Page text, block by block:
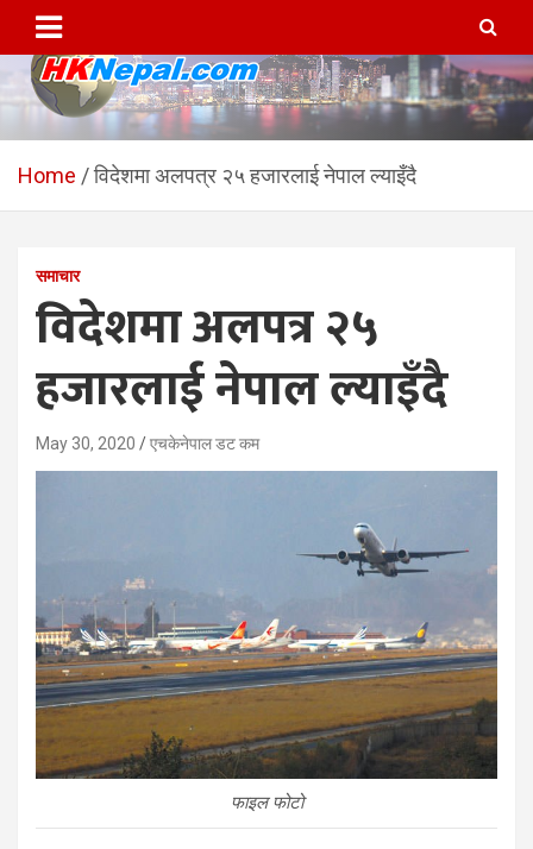
content
HKNepal.com – हङकङबाट
सञ्चालित पहिलो नेपाली अनलाईन
hknepal, hknepal.com, hk nepal, hk nepal com
Home विदेशमा अलपत्र २५ हजारलाई नेपाल ल्याइँदै
समाचार
विदेशमा अलपत्र २५
हजारलाई नेपाल ल्याइँदै
May 30, 2020 एचकेनेपाल डट कम
फाइल फोटो